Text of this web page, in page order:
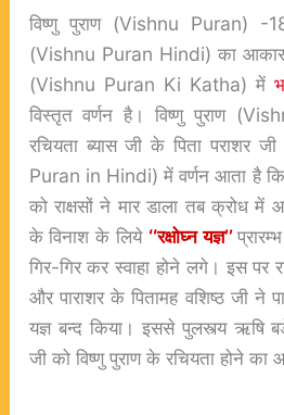
विष्णु पुराण (Vishnu Puran) -
(Vishnu Puran Hindi) का आकार
(Vishnu Puran Ki Katha) में
विस्तृत वर्णन है। विष्णु पुराण
रचियता ब्यास जी के पिता पराशर
Puran in Hindi) में वर्णन आता है कि
को राक्षसों ने मार डाला तब क्रोध में
के विनाश के लिये ‘‘रक्षोघ्न यज्ञ’’
गिर-गिर कर स्वाहा होने लगे। इस पर
और पाराशर के पितामह वशिष्ठ जी ने
यज्ञ बन्द किया। इससे पुलस्त्य ऋषि
जी को विष्णु पुराण के रचियता होने का